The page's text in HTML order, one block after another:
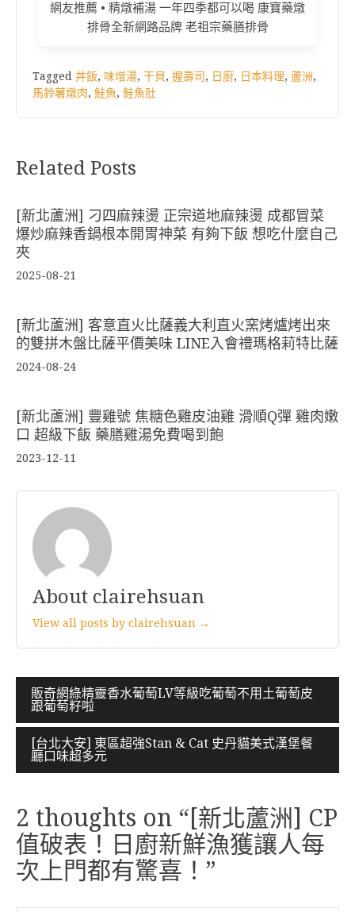
網友推薦 • 精燉補湯 一年四季都可以喝 康寶藥燉
排骨全新網路品牌 老祖宗藥膳排骨
Tagged 丼飯, 味增湯, 干貝, 握壽司, 日廚, 日本料理, 蘆洲,
馬鈴薯燉肉, 鮭魚, 鮭魚肚
Related Posts
[新北蘆洲] 刁四麻辣燙 正宗道地麻辣燙 成都冒菜
爆炒麻辣香鍋根本開胃神菜 有夠下飯 想吃什麼自己
夾
2025-08-21
[新北蘆洲] 客意直火比薩義大利直火窯烤爐烤出來
的雙拼木盤比薩平價美味 LINE入會禮瑪格莉特比薩
2024-08-24
[新北蘆洲] 豐雞號 焦糖色雞皮油雞 滑順Q彈 雞肉嫩
口 超級下飯 藥膳雞湯免費喝到飽
2023-12-11
About clairehsuan
View all posts by clairehsuan →
文
章
導
覽
販奇網綠精靈香水葡萄LV等級吃葡萄不用土葡萄皮
跟葡萄籽啦
[台北大安] 東區超強Stan & Cat 史丹貓美式漢堡餐
廳口味超多元
2 thoughts on “ [新北蘆洲] CP
值破表！日廚新鮮漁獲讓人每
次上門都有驚喜！ ”